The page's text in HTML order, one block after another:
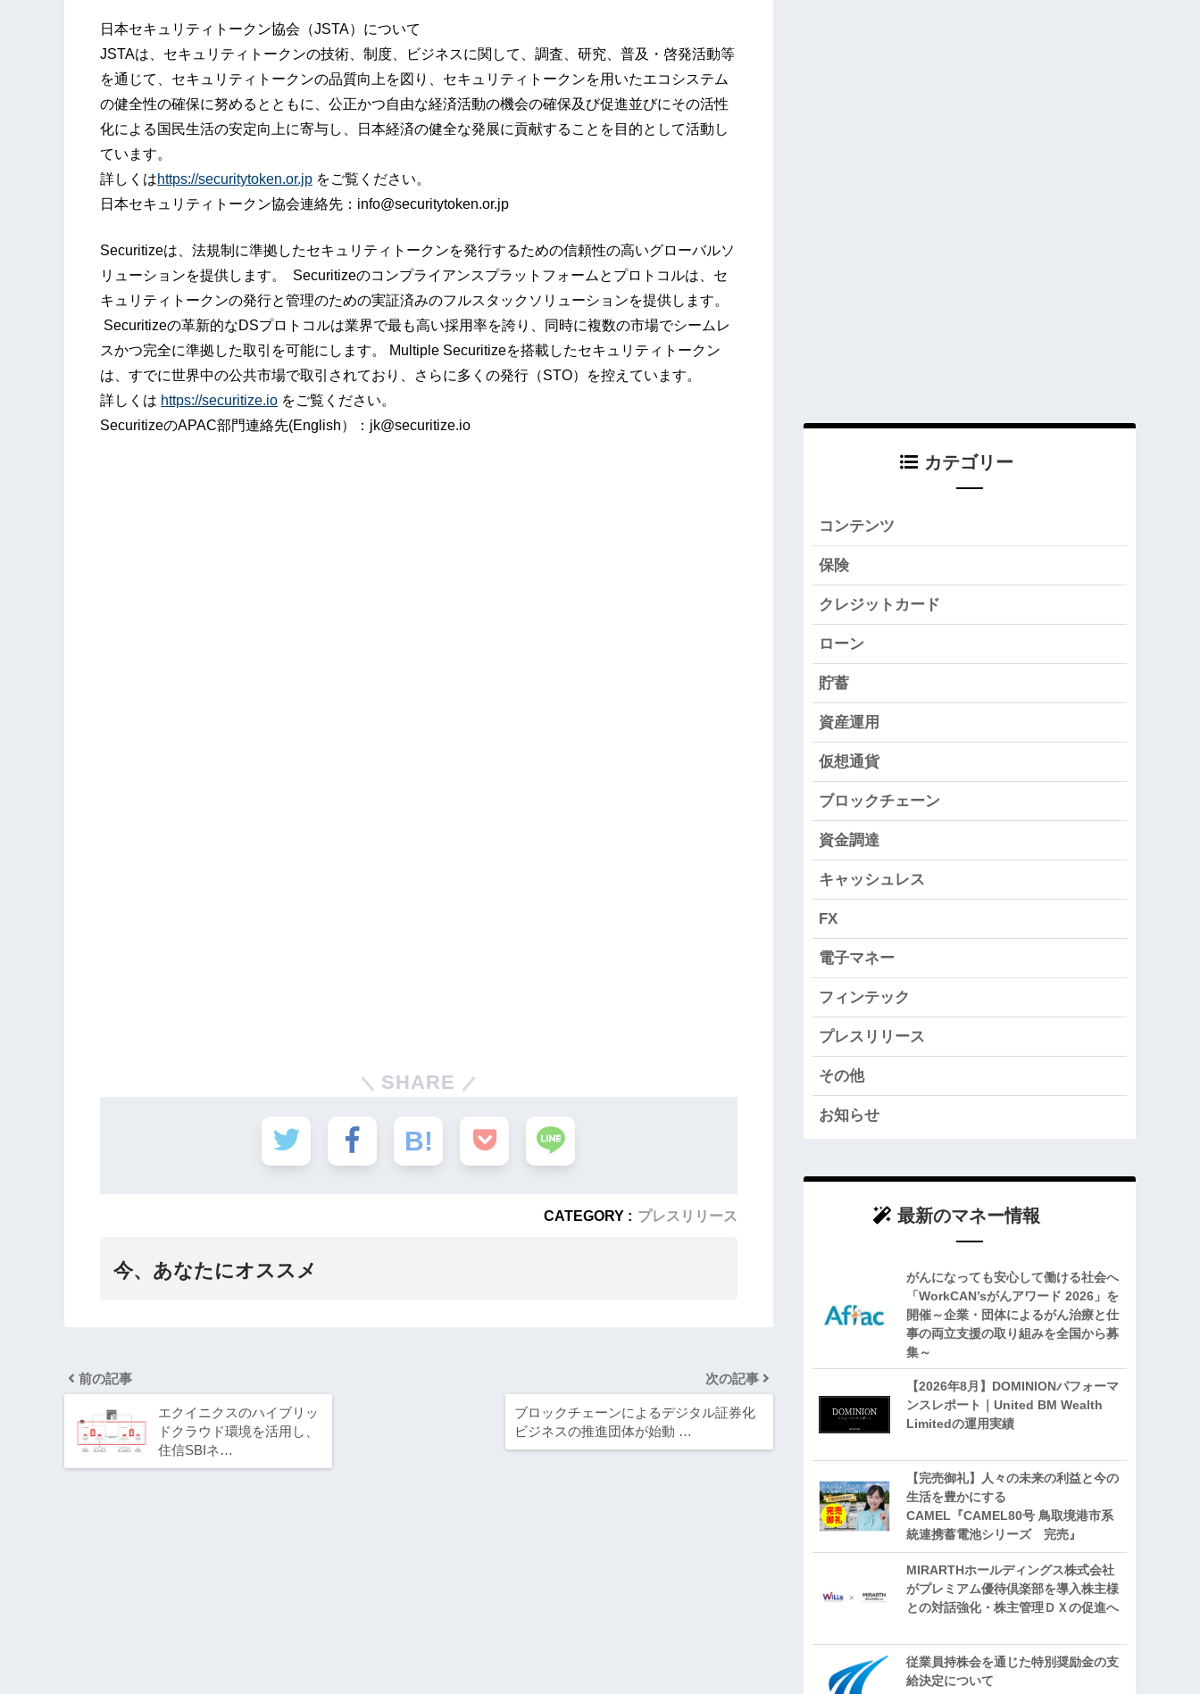
日本セキュリティトークン協会（JSTA）について
JSTAは、セキュリティトークンの技術、制度、ビジネスに関して、調査、研究、普及・啓発活動等
を通じて、セキュリティトークンの品質向上を図り、セキュリティトークンを用いたエコシステム
の健全性の確保に努めるとともに、公正かつ自由な経済活動の機会の確保及び促進並びにその活性
化による国民生活の安定向上に寄与し、日本経済の健全な発展に貢献することを目的として活動し
ています。
詳しくはhttps://securitytoken.or.jp をご覧ください。
日本セキュリティトークン協会連絡先：info@securitytoken.or.jp
Securitizeは、法規制に準拠したセキュリティトークンを発行するための信頼性の高いグローバルソ
リューションを提供します。 Securitizeのコンプライアンスプラットフォームとプロトコルは、セ
キュリティトークンの発行と管理のための実証済みのフルスタックソリューションを提供します。
Securitizeの革新的なDSプロトコルは業界で最も高い採用率を誇り、同時に複数の市場でシームレ
スかつ完全に準拠した取引を可能にします。 Multiple Securitizeを搭載したセキュリティトークン
は、すでに世界中の公共市場で取引されており、さらに多くの発行（STO）を控えています。
詳しくは https://securitize.io をご覧ください。
SecuritizeのAPAC部門連絡先(English）：jk@securitize.io
SHARE
CATEGORY : プレスリリース
今、あなたにオススメ
前の記事
エクイニクスのハイブリッ
ドクラウド環境を活用し、
住信SBIネ…
次の記事
ブロックチェーンによるデジタル証券化
ビジネスの推進団体が始動 …
カテゴリー
コンテンツ
保険
クレジットカード
ローン
貯蓄
資産運用
仮想通貨
ブロックチェーン
資金調達
キャッシュレス
FX
電子マネー
フィンテック
プレスリリース
その他
お知らせ
最新のマネー情報
がんになっても安心して働ける社会へ
「WorkCAN’sがんアワード 2026」を
開催～企業・団体によるがん治療と仕
事の両立支援の取り組みを全国から募
集～
【2026年8月】DOMINIONパフォーマ
ンスレポート｜United BM Wealth
Limitedの運用実績
【完売御礼】人々の未来の利益と今の
生活を豊かにする
CAMEL『CAMEL80号 鳥取境港市系
統連携蓄電池シリーズ 完売』
MIRARTHホールディングス株式会社
がプレミアム優待倶楽部を導入株主様
との対話強化・株主管理ＤＸの促進へ
従業員持株会を通じた特別奨励金の支
給決定について